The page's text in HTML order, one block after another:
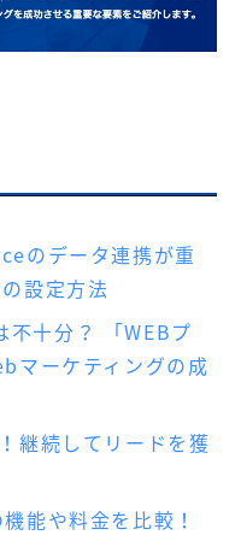
のデータ連携が重
設定方法
不十分？ 「WEBプ
マーケティングの成
継続してリードを獲
能や料金を比較！